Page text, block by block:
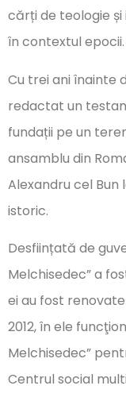
cărți de teologie și
în contextul epocii.
Cu trei ani înainte
redactat un
fundații pe un
ansamblu din
Alexandru cel
istoric.
Desființată de
Melchisedec” a
ei au fost
2012, în ele
Melchisedec”
Centrul social